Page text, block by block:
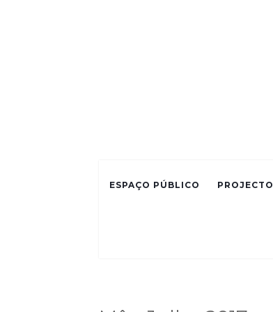
ESPAÇO PÚBLICO PROJECTO